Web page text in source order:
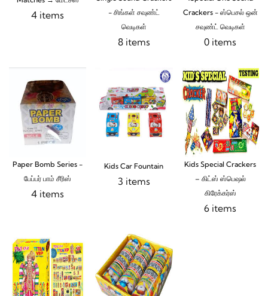
4 items
- சிங்கள் சவுண்ட்
வெடிகள்
8 items
Crackers - ஸ்பெசல் ஒன்
சவுண்ட் வெடிகள்
0 items
Paper Bomb Series -
பேப்பர் பாம் சீரிஸ்
4 items
Kids Car Fountain
3 items
Kids Special Crackers
– கிட்ஸ் ஸ்பெஷல்
கிரேக்கர்ஸ்
6 items